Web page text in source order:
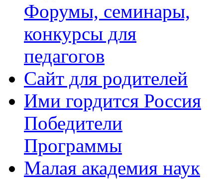
Форумы, семинары,
конкурсы для
педагогов
Сайт для родителей
Ими гордится Россия
Победители
Программы
Малая академия наук